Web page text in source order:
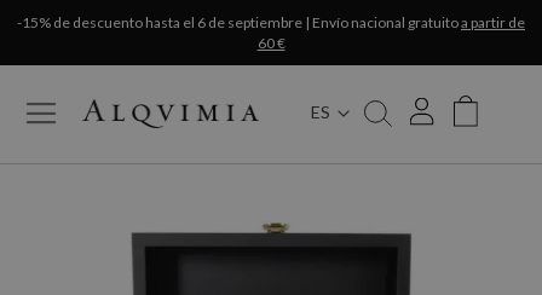
-15% de descuento hasta el 6 de septiembre | Envío nacional gratuitoa partir de
60 €
ES
My Cart